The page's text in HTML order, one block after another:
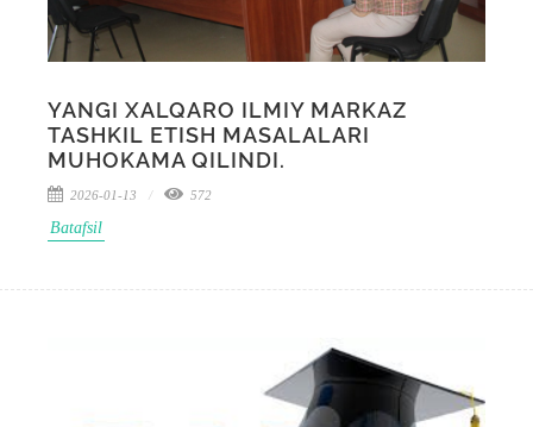
YANGI XALQARO ILMIY MARKAZ
TASHKIL ETISH MASALALARI
MUHOKAMA QILINDI.
2026-01-13 572
Batafsil